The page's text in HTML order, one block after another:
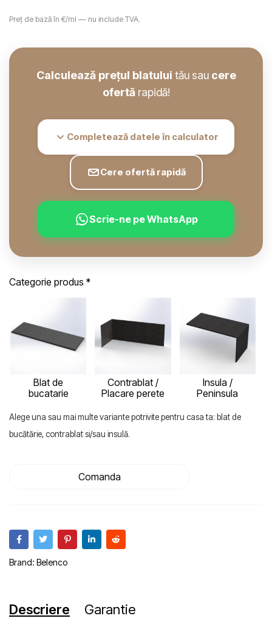
Preț de bază în €/ml — nu include TVA.
Calculează prețul blatului tău sau cere
ofertă rapidă!
Completează datele în calculator
Cere ofertă rapidă
Scrie-ne pe WhatsApp
Categorie produs *
Blat de
bucatarie
Contrablat /
Placare perete
Insula /
Peninsula
Alege una sau mai multe variante potrivite pentru casa ta: blat de
bucătărie, contrablat si/sau insulă.
Comanda
Brand: Belenco
Descriere Garantie